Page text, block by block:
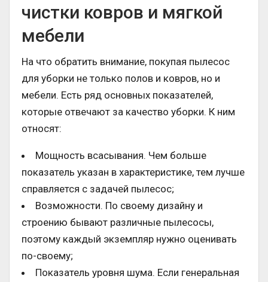
чистки ковров и мягкой
мебели
На что обратить внимание, покупая пылесос
для уборки не только полов и ковров, но и
мебели. Есть ряд основных показателей,
которые отвечают за качество уборки. К ним
относят:
Мощность всасывания. Чем больше
показатель указан в характеристике, тем лучше
справляется с задачей пылесос;
Возможности. По своему дизайну и
строению бывают различные пылесосы,
поэтому каждый экземпляр нужно оценивать
по-своему;
Показатель уровня шума. Если генеральная